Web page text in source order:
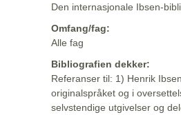
Den internasjonale Ibsen-
Omfang/fag:
Alle fag
Bibliografien dekker:
Referanser til: 1) Henrik
originalspråket og i
selvstendige utgivelser og